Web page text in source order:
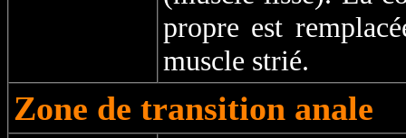
propre est
muscle strié.
Zone de transition anale